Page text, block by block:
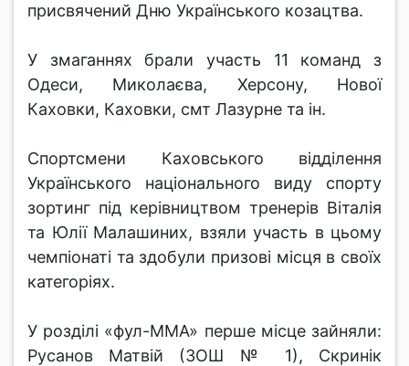
присвячений Дню Українського козацтва.
У змаганнях брали участь 11 команд з
Одеси, Миколаєва, Херсону, Нової
Каховки, Каховки, смт Лазурне та ін.
Спортсмени Каховського відділення
Українського національного виду спорту
зортинг під керівництвом тренерів Віталія
та Юлії Малашиних, взяли участь в цьому
чемпіонаті та здобули призові місця в своїх
категоріях.
У розділі «фул-ММА» перше місце зайняли:
Русанов Матвій (ЗОШ № 1), Скринік